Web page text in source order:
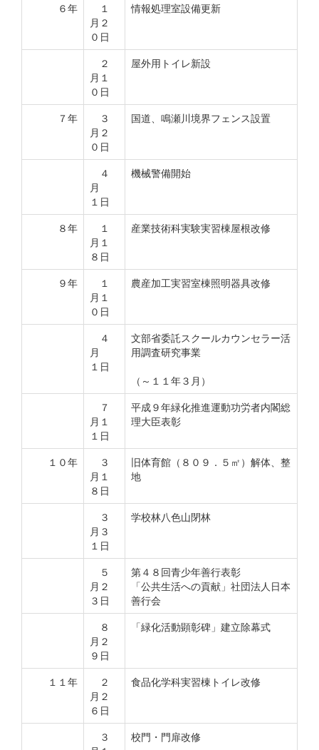
６年
１
月２
０日
情報処理室設備更新
２
月１
０日
屋外用トイレ新設
７年
３
月２
０日
国道、鳴瀬川境界フェンス設置
４
月
１日
機械警備開始
８年
１
月１
８日
産業技術科実験実習棟屋根改修
９年
１
月１
０日
農産加工実習室棟照明器具改修
４
月
１日
文部省委託スクールカウンセラー活
用調査研究事業
（～１１年３月）
７
月１
１日
平成９年緑化推進運動功労者内閣総
理大臣表彰
１０年
３
月１
８日
旧体育館（８０９．５㎡）解体、整
地
３
月３
１日
学校林八色山閉林
５
月２
３日
第４８回青少年善行表彰
「公共生活への貢献」社団法人日本
善行会
８
月２
９日
「緑化活動顕彰碑」建立除幕式
１１年
２
月２
６日
食品化学科実習棟トイレ改修
３
校門・門扉改修